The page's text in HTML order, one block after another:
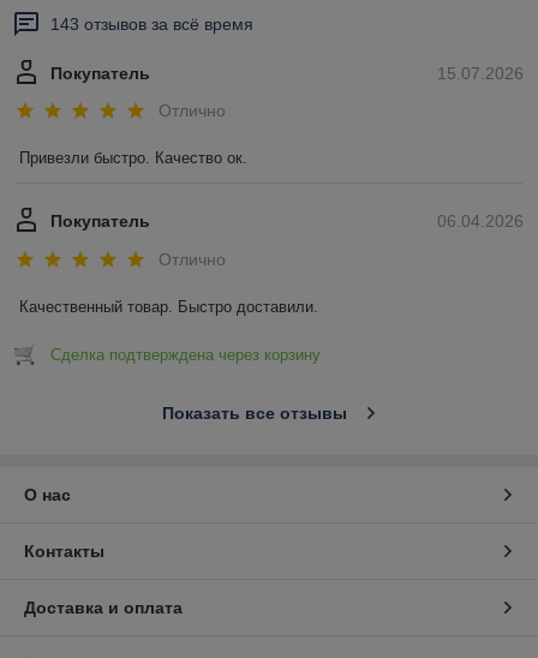
143 отзывов за всё время
15.07.2026
Покупатель
Отлично
Привезли быстро. Качество ок.
06.04.2026
Покупатель
Отлично
Качественный товар. Быстро доставили.
Сделка подтверждена через корзину
Показать все отзывы
О нас
Контакты
Доставка и оплата